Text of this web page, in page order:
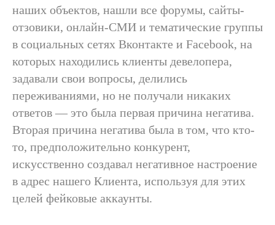
наших объектов, нашли все форумы, сайты-
отзовики, онлайн-СМИ и тематические группы
в социальных сетях Вконтакте и Facebook, на
которых находились клиенты девелопера,
задавали свои вопросы, делились
переживаниями, но не получали никаких
ответов — это была первая причина негатива.
Вторая причина негатива была в том, что кто-
то, предположительно конкурент,
искусственно создавал негативное настроение
в адрес нашего Клиента, используя для этих
целей фейковые аккаунты.